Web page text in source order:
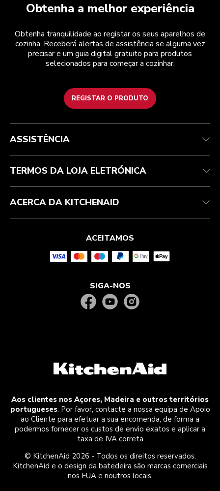
Obtenha a melhor experiência
Obtenha tranquilidade ao registar os seus aparelhos de
cozinha. Receberá alertas de assistência se alguma vez
precisar e um guia digital gratuito para produtos
selecionados para começar a cozinhar.
REGISTAR O PRODUTO
Health Check
Atendimento ao cliente
Acompanhar a sua encomenda
Garantia e documentos
Perguntas frequentes
Termos e condições
Envio e entrega
Devoluções e reembolsos
Marca
ODR
A marca
A nossa história
ASSISTÊNCIA
TERMOS DA LOJA ELETRÓNICA
ACERCA DA KITCHENAID
ACEITAMOS
SIGA-NOS
Aos clientes nos Açores, Madeira e outros territórios
portugueses: Por favor, contacte a nossa equipa de Apoio
ao Cliente para efetuar a sua encomenda, de forma a
podermos fornecer os custos de envio exatos e aplicar a
taxa de IVA correta
© KitchenAid 2026 - Todos os direitos reservados.
KitchenAid e o design da batedeira são marcas comerciais
nos EUA e noutros locais.